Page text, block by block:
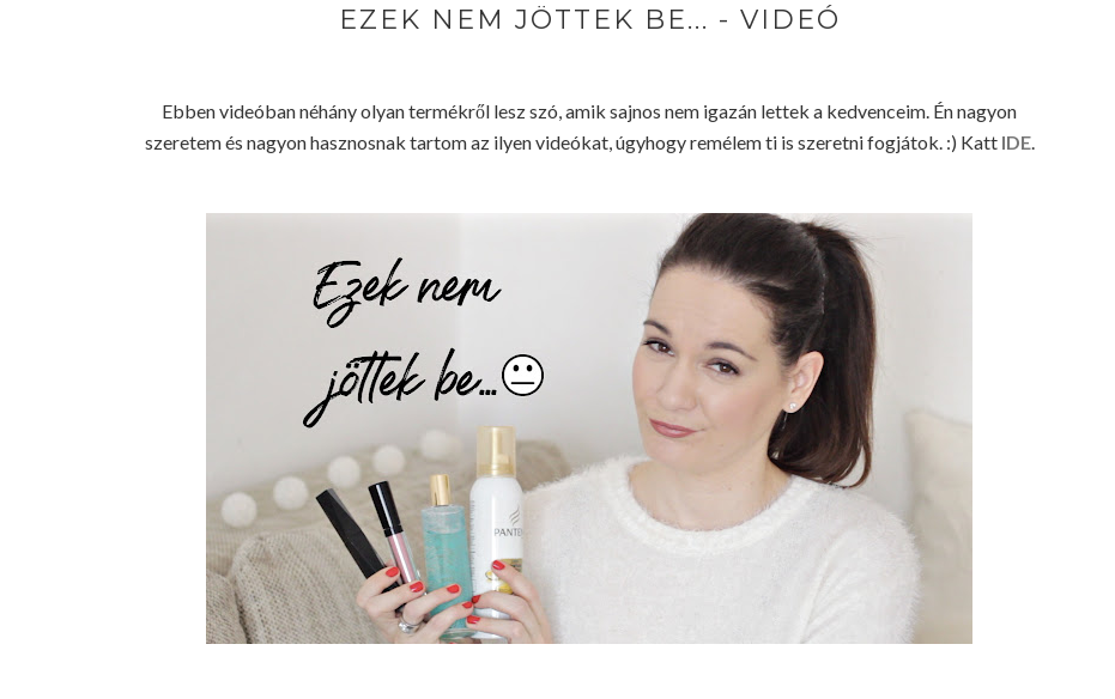
EZEK NEM JÖTTEK BE... - VIDEÓ
Ebben videóban néhány olyan termékről lesz szó, amik sajnos nem igazán lettek a kedvenceim. Én nagyon
szeretem és nagyon hasznosnak tartom az ilyen videókat, úgyhogy remélem ti is szeretni fogjátok. :) Katt IDE.